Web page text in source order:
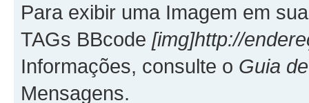
Para exibir uma Imagem em
TAGs BBcode [img]http://
Informações, consulte o Guia
Mensagens.